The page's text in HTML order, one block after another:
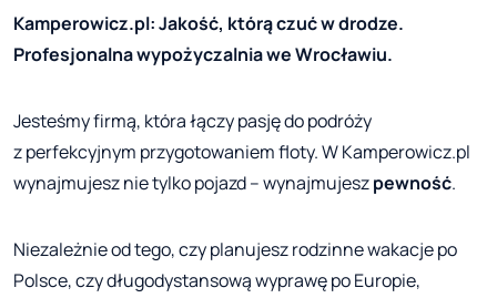
Kamperowicz.pl: Jakość, którą czuć w drodze.
Profesjonalna wypożyczalnia we Wrocławiu.
Jesteśmy firmą, która łączy pasję do podróży
z perfekcyjnym przygotowaniem floty. W Kamperowicz.pl
wynajmujesz nie tylko pojazd – wynajmujeszpewność.
Niezależnie od tego, czy planujesz rodzinne wakacje po
Polsce, czy długodystansową wyprawę po Europie,